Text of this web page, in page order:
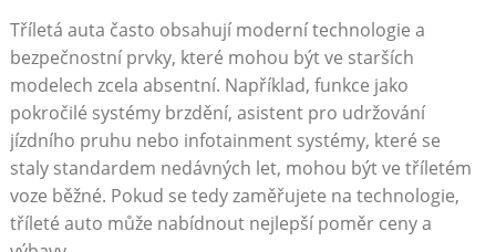
Tříletá auta často obsahují ⁣moderní technologie a
bezpečnostní prvky, které mohou být⁣ ve starších
⁣modelech zcela absentní. Například, funkce jako
pokročilé systémy‌ brzdění, asistent‍ pro udržování
‍jízdního pruhu nebo infotainment systémy, ⁤které se
staly standardem nedávných let,‌ mohou‌ být​ ve⁣ tříletém
‌voze běžné. Pokud se tedy zaměřujete na technologie,
tříleté⁤ auto může nabídnout nejlepší poměr ceny a